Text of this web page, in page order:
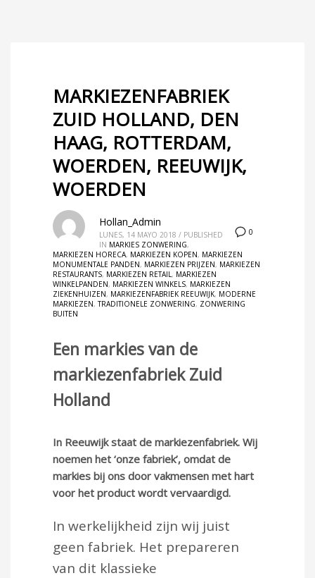
MARKIEZENFABRIEK
ZUID HOLLAND, DEN
HAAG, ROTTERDAM,
WOERDEN, REEUWIJK,
WOERDEN
0
Hollan_Admin
LUNES, 14 MAYO 2018 / PUBLISHED
IN MARKIES ZONWERING,
MARKIEZEN HORECA, MARKIEZEN KOPEN, MARKIEZEN
MONUMENTALE PANDEN, MARKIEZEN PRIJZEN, MARKIEZEN
RESTAURANTS, MARKIEZEN RETAIL, MARKIEZEN
WINKELPANDEN, MARKIEZEN WINKELS, MARKIEZEN
ZIEKENHUIZEN, MARKIEZENFABRIEK REEUWIJK, MODERNE
MARKIEZEN,TRADITIONELE ZONWERING, ZONWERING
BUITEN
Een markies van de
markiezenfabriek Zuid
Holland
In Reeuwijk staat de markiezenfabriek. Wij
noemen het ‘onze fabriek’, omdat de
markies bij ons door vakmensen met hart
voor het product wordt vervaardigd.
In werkelijkheid zijn wij juist
geen fabriek. Het prepareren
van dit klassieke